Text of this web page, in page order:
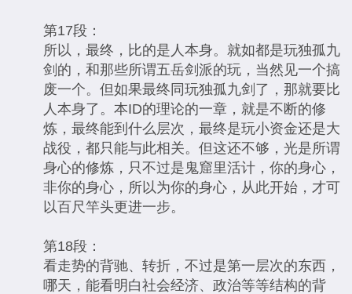
第17段：
所以，最终，比的是人本身。就如都是玩独孤九
剑的，和那些所谓五岳剑派的玩，当然见一个搞
废一个。但如果最终同玩独孤九剑了，那就要比
人本身了。本ID的理论的一章，就是不断的修
炼，最终能到什么层次，最终是玩小资金还是大
战役，都只能与此相关。但这还不够，光是所谓
身心的修炼，只不过是鬼窟里活计，你的身心，
非你的身心，所以为你的身心，从此开始，才可
以百尺竿头更进一步。
第18段：
看走势的背驰、转折，不过是第一层次的东西，
哪天，能看明白社会经济、政治等等结构的背